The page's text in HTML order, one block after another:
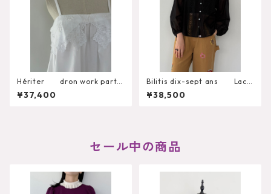
Hériter dron work parts
camisole H0-00-3092
¥37,400
Bilitis dix-sept ans Lace
+Tuck Blouse 2911-959
¥38,500
セール中の商品